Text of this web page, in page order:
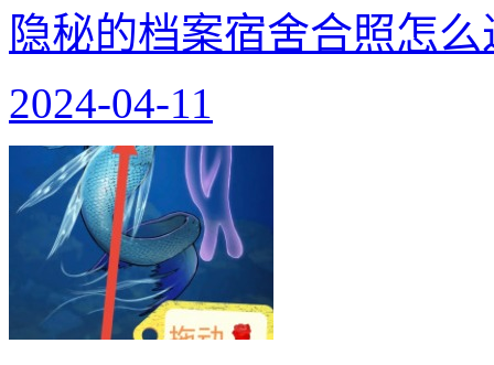
隐秘的档案宿舍合照怎
2024-04-11